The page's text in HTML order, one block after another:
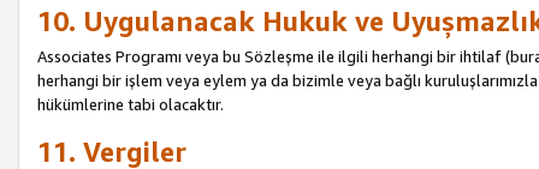
10. Uygulanacak Hukuk ve
Associates Programı veya bu Sözleşme ile ilgili herhangi bir ihtilaf
herhangi bir işlem veya eylem ya da bizimle veya bağlı
hükümlerine tabi olacaktır.
11. Vergiler